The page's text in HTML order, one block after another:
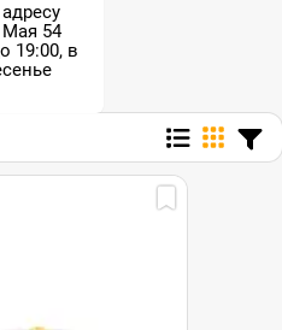
Мая 54
19:00, в